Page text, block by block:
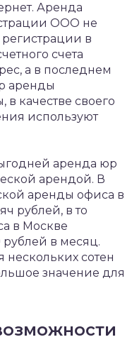
Аренда
ООО не
в
счета
а в последнем
аренды
качестве своего
используют
аренда юр
арендой. В
аренды офиса в
рублей, в то
в Москве
рублей в месяц.
сотен
значение для